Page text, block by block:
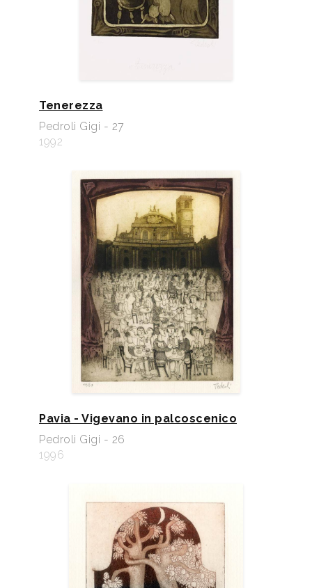
Tenerezza
Pedroli Gigi - 27
1992
Pavia - Vigevano in palcoscenico
Pedroli Gigi - 26
1996